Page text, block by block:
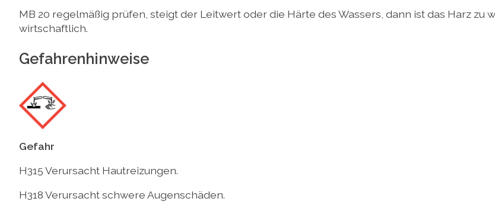
MB 20 regelmäßig prüfen, steigt der Leitwert oder die Härte des Wassers, dann ist das Harz zu
wirtschaftlich.
Gefahrenhinweise
Gefahr
H315 Verursacht Hautreizungen.
H318 Verursacht schwere Augenschäden.